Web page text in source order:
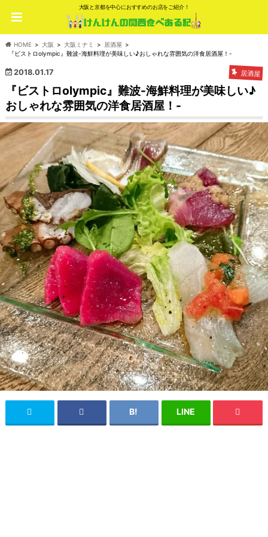
大阪と京都を中心におすすめのお店をご紹介！
HOME 大阪 大阪ミナミ
居酒屋
『ビストロolympic』難波-海鮮料理が美味しい♪おしゃれな雰囲気の洋食居酒屋！-
2018.01.17 居酒屋
『ビストロolympic』難波-海鮮料理が美味しい♪
おしゃれな雰囲気の洋食居酒屋！-